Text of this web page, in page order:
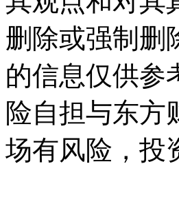
删除或强制删
的信息仅供参
险自担与东方
场有风险，投